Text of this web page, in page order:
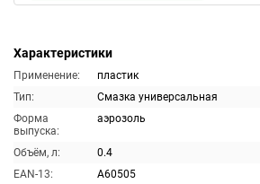
Характеристики
Применение:
пластик
Тип:
Смазка универсальная
Форма
выпуска:
аэрозоль
Объём, л:
0.4
EAN-13:
A60505